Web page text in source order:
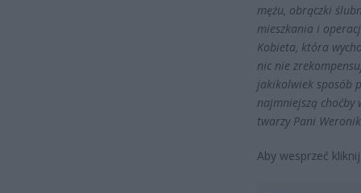
mężu, obrączki
mieszkania i
Kobieta, która
nic nie
jakikolwiek sposób
najmniejszą choćby
twarzy Pani
Aby wesprzeć